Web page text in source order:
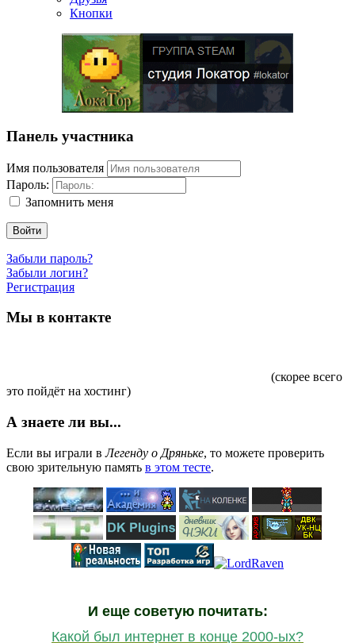
Кнопки
Панель участника
Имя пользователя
Пароль:
Запомнить меня
Войти
Забыли пароль?
Забыли логин?
Регистрация
Мы в контакте
(скорее всего
это пойдёт на хостинг)
А знаете ли вы...
Если вы играли вЛегенду о Дряньке, то можете проверить
свою зрительную память в этом тесте.
И еще советую почитать:
Какой был интернет в конце 2000-ых?